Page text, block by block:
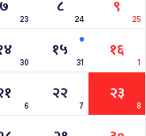
७
23
८
24
९
25
30
१५
31
१६
1
6
२२
7
२३
8